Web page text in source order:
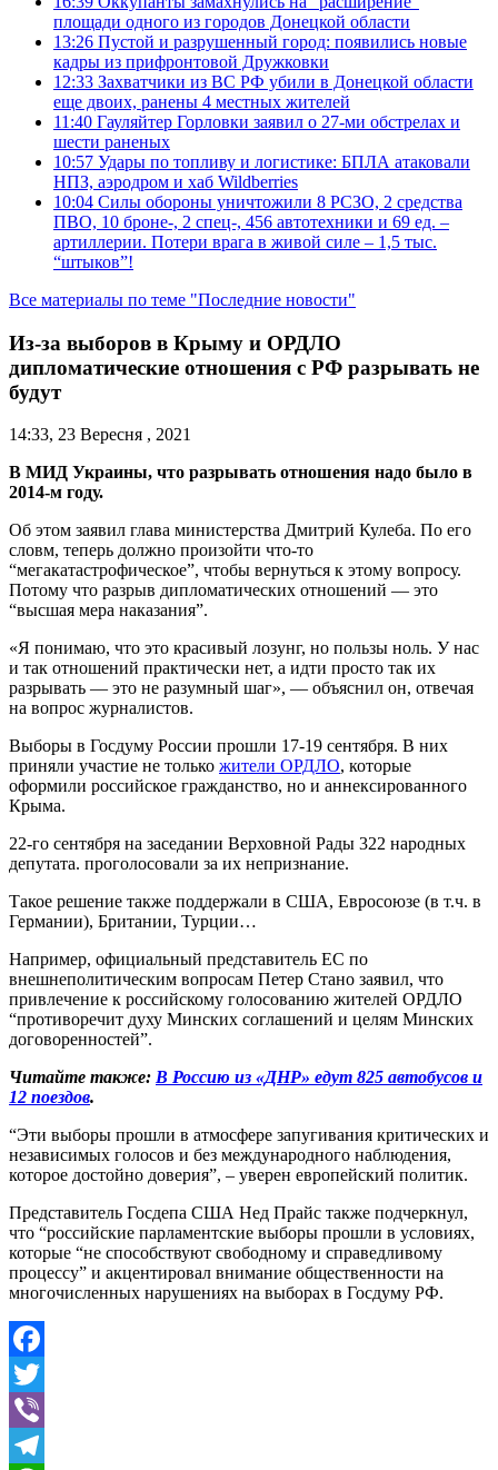
площади одного из городов Донецкой области
13:26 Пустой и разрушенный город: появились новые
кадры из прифронтовой Дружковки
12:33 Захватчики из ВС РФ убили в Донецкой области
еще двоих, ранены 4 местных жителей
11:40 Гауляйтер Горловки заявил о 27-ми обстрелах и
шести раненых
10:57 Удары по топливу и логистике: БПЛА атаковали
НПЗ, аэродром и хаб Wildberries
10:04 Силы обороны уничтожили 8 РСЗО, 2 средства
ПВО, 10 броне-, 2 спец-, 456 автотехники и 69 ед. –
артиллерии. Потери врага в живой силе – 1,5 тыс.
“штыков”!
Все материалы по теме "Последние новости"
Из-за выборов в Крыму и ОРДЛО
дипломатические отношения с РФ разрывать не
будут
14:33, 23 Вересня , 2021
В МИД Украины, что разрывать отношения надо было в
2014-м году.
Об этом заявил глава министерства Дмитрий Кулеба. По его
словм, теперь должно произойти что-то
“мегакатастрофическое”, чтобы вернуться к этому вопросу.
Потому что разрыв дипломатических отношений — это
“высшая мера наказания”.
«Я понимаю, что это красивый лозунг, но пользы ноль. У нас
и так отношений практически нет, а идти просто так их
разрывать — это не разумный шаг», — объяснил он, отвечая
на вопрос журналистов.
Выборы в Госдуму России прошли 17-19 сентября. В них
приняли участие не только жители ОРДЛО, которые
оформили российское гражданство, но и аннексированного
Крыма.
22-го сентября на заседании Верховной Рады 322 народных
депутата. проголосовали за их непризнание.
Такое решение также поддержали в США, Евросоюзе (в т.ч. в
Германии), Британии, Турции…
Например, официальный представитель ЕС по
внешнеполитическим вопросам Петер Стано заявил, что
привлечение к российскому голосованию жителей ОРДЛО
“противоречит духу Минских соглашений и целям Минских
договоренностей”.
Читайте также: В Россию из «ДНР» едут 825 автобусов и
12 поездов.
“Эти выборы прошли в атмосфере запугивания критических и
независимых голосов и без международного наблюдения,
которое достойно доверия”, – уверен европейский политик.
Представитель Госдепа США Нед Прайс также подчеркнул,
что “российские парламентские выборы прошли в условиях,
которые “не способствуют свободному и справедливому
процессу” и акцентировал внимание общественности на
многочисленных нарушениях на выборах в Госдуму РФ.
Facebook
Twitter
Viber